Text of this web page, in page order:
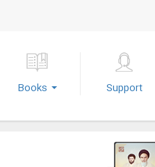
Books Support